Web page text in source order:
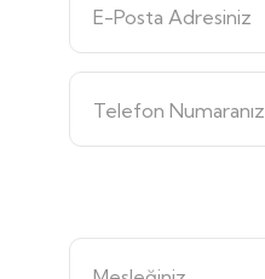
E-Posta Adresiniz
Telefon Numaranız